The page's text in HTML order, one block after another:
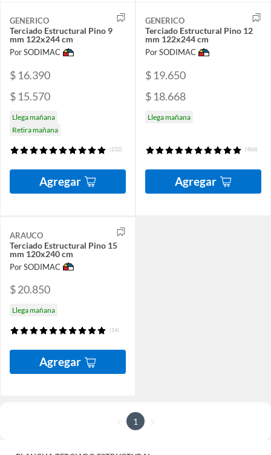
GENERICO
Terciado Estructural Pino 9
mm 122x244 cm
Por SODIMAC
$ 16.390
$ 15.570
Llega mañana
Retira mañana
(232)
Agregar
GENERICO
Terciado Estructural Pino 12
mm 122x244 cm
Por SODIMAC
$ 19.650
$ 18.668
Llega mañana
(466)
Agregar
ARAUCO
Terciado Estructural Pino 15
mm 120x240 cm
Por SODIMAC
$ 20.850
Llega mañana
(14)
Agregar
1